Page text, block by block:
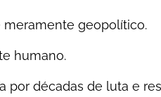
meramente geopolítico.
humano.
por décadas de luta e